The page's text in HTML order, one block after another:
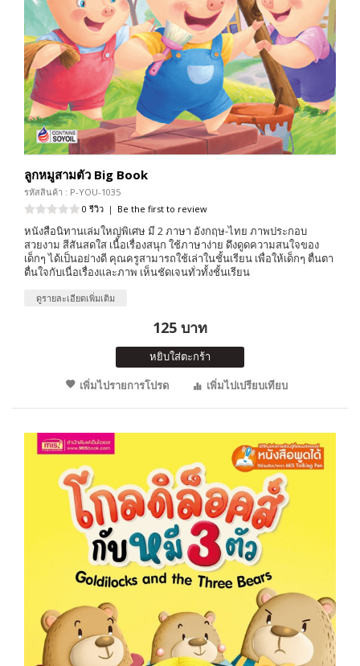
ลูกหมูสามตัว Big Book
รหัสสินค้า : P-YOU-1035
0 รีวิว | Be the first to review
หนังสือนิทานเล่มใหญ่พิเศษ มี 2 ภาษา อังกฤษ-ไทย ภาพประกอบ
สวยงาม สีสันสดใส เนื้อเรื่องสนุก ใช้ภาษาง่าย ดึงดูดความสนใจของ
เด็กๆ ได้เป็นอย่างดี คุณครูสามารถใช้เล่าในชั้นเรียน เพื่อให้เด็กๆ ตื่นตา
ตื่นใจกับเนื่อเรื่องและภาพ เห็นชัดเจนทั่วทั้งชั้นเรียน
ดูรายละเอียดเพิ่มเติม
125 บาท
หยิบใส่ตะกร้า
เพิ่มไปรายการโปรด
เพิ่มไปเปรียบเทียบ